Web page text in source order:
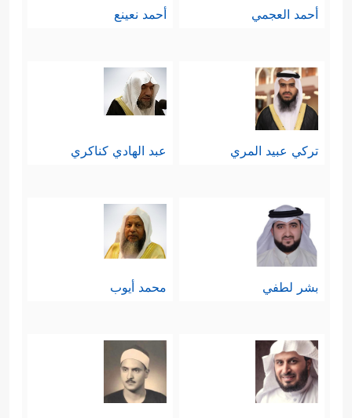
أحمد العجمي أحمد نعينع
تركي عبيد المري عبد الهادي كناكري
بشر لطفي محمد أيوب